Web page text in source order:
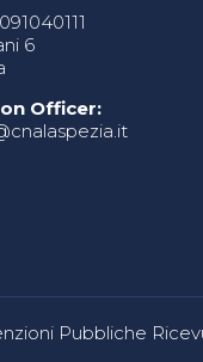
6
Officer:
Pubbliche